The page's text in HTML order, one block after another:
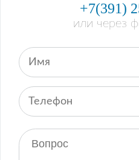
+7(391)
или через